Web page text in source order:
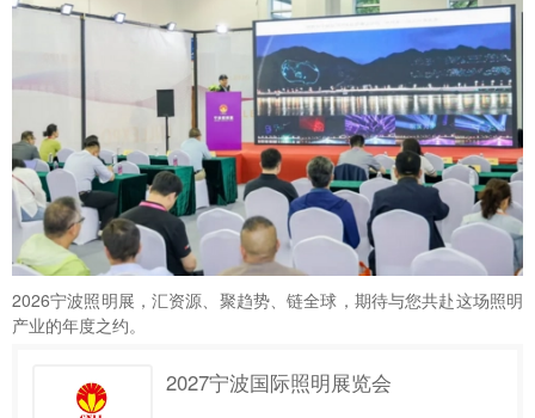
2026宁波照明展，汇资源、聚趋势、链全球，期待与您共赴这场照明
产业的年度之约。
2027宁波国际照明展览会